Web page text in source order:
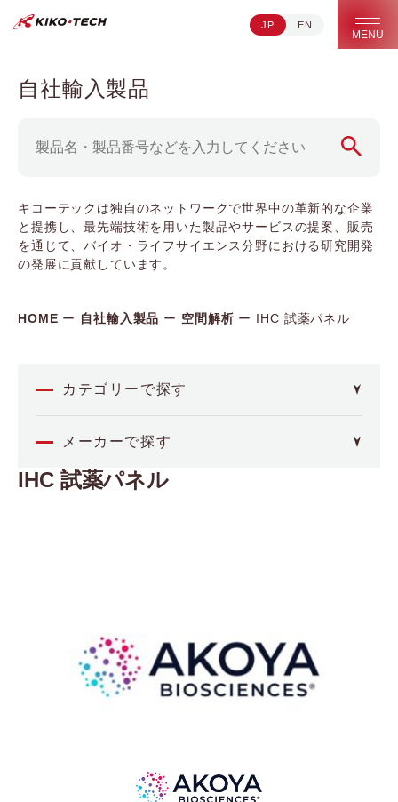
キコーテック株式会社 | ライフサイエンス研究への貢献
JP EN
MENU
自社輸入製品
キコーテックは独自のネットワークで世界中の革新的な企業
と提携し、最先端技術を用いた製品やサービスの提案、販売
を通じて、バイオ・ライフサイエンス分野における研究開発
の発展に貢献しています。
HOME 自社輸入製品 空間解析 IHC 試薬パネル
IHC 試薬パネル
カテゴリーで探す
オミクス
空間解析
品質管理
メーカーで探す
4basebio
（フォーベースバイオ）
（バイオクレイトス）
Bioinicia
（バイオイニシア）
（シーディーアール）